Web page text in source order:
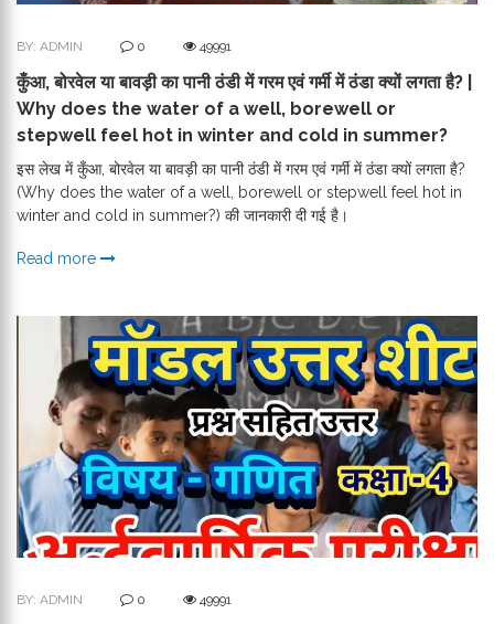
BY: ADMIN 0 49991
कुँआ, बोरवेल या बावड़ी का पानी ठंडी में गरम एवं गर्मी में ठंडा क्यों लगता है? |
Why does the water of a well, borewell or
stepwell feel hot in winter and cold in summer?
इस लेख में कुँआ, बोरवेल या बावड़ी का पानी ठंडी में गरम एवं गर्मी में ठंडा क्यों लगता है?
(Why does the water of a well, borewell or stepwell feel hot in
winter and cold in summer?) की जानकारी दी गई है।
Read more
BY: ADMIN 0 49991